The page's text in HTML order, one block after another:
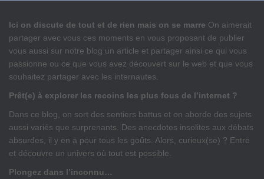
Ici on discute de tout et de rien mais on se marre On aimerait
partager avec vous ces moments en vous proposant de publier
vous aussi sur notre blog un article et partager ainsi ce qui vous
passionne ou ce que vous avez découvert sur le web et que vous
souhaitez partager avec les internautes.
Prêt(e) à explorer les recoins les plus fous de l’internet ?
Dans ce blog, on sort des sentiers battus et on aborde des sujets
aussi variés que surprenants. Des anecdotes insolites aux débats
absurdes, il y en a pour tous les goûts. Alors, curieux(se) ? Entre
et découvre un univers où tout est possible.
Plongez dans l’inconnu…